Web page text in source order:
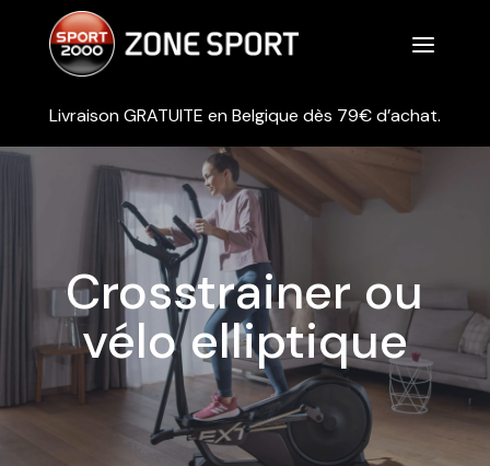
a
Livraison GRATUITE en Belgique dès 79€ d’achat.
Crosstrainer ou
vélo elliptique